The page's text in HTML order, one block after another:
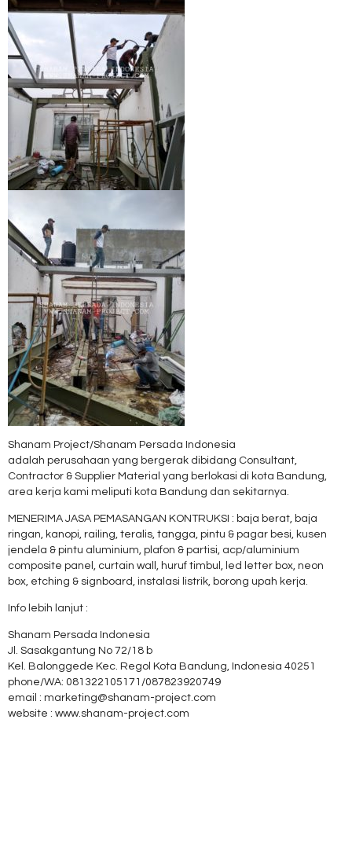
Shanam Project/Shanam Persada Indonesia
adalah perusahaan yang bergerak dibidang Consultant,
Contractor & Supplier Material yang berlokasi di kota Bandung,
area kerja kami meliputi kota Bandung dan sekitarnya.
MENERIMA JASA PEMASANGAN KONTRUKSI : baja berat, baja
ringan, kanopi, railing, teralis, tangga, pintu & pagar besi, kusen
jendela & pintu aluminium, plafon & partisi, acp/aluminium
composite panel, curtain wall, huruf timbul, led letter box, neon
box, etching & signboard, instalasi listrik, borong upah kerja.
Info lebih lanjut :
Shanam Persada Indonesia
Jl. Sasakgantung No 72/18 b
Kel. Balonggede Kec. Regol Kota Bandung, Indonesia 40251
phone/WA: 081322105171/087823920749
email : marketing@shanam-project.com
website : www.shanam-project.com